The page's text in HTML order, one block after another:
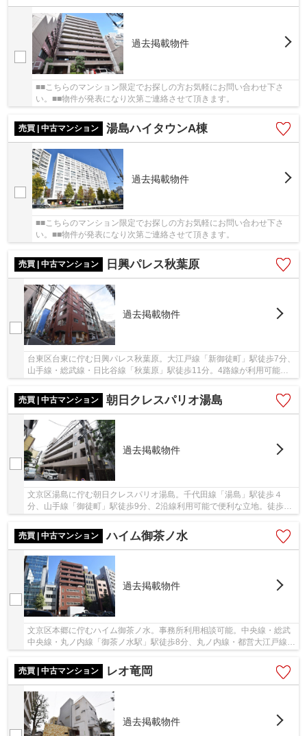
過去掲載物件
■■こちらのマンション限定でお探しの方お気軽にお問い合わせ下さ
い。■■物件が発表になり次第ご連絡させて頂きます。
売買 | 中古マンション 湯島ハイタウンA棟
過去掲載物件
■■こちらのマンション限定でお探しの方お気軽にお問い合わせ下さ
い。■■物件が発表になり次第ご連絡させて頂きます。
売買 | 中古マンション 日興パレス秋葉原
過去掲載物件
台東区台東に佇む日興パレス秋葉原。大江戸線「新御徒町」駅徒歩7分、
山手線・総武線・日比谷線「秋葉原」駅徒歩11分。4路線が利用可能な
売買 | 中古マンション
朝日クレスパリオ湯島
過去掲載物件
文京区湯島に佇む朝日クレスパリオ湯島。千代田線「湯島」駅徒歩４
分、山手線「御徒町」駅徒歩9分、2沿線利用可能で便利な立地。徒歩圏
内にはスーパーやコンビニ、ドラッグストアがあ...
売買 | 中古マンション
ハイム御茶ノ水
過去掲載物件
文京区本郷に佇むハイム御茶ノ水。事務所利用相談可能。中央線・総武
中央線・丸ノ内線「御茶ノ水駅」駅徒歩8分、丸ノ内線・都営大江戸線
「本郷三丁目」駅徒歩8分、2駅4路線利用可能。...
売買 | 中古マンション
レオ竜岡
過去掲載物件